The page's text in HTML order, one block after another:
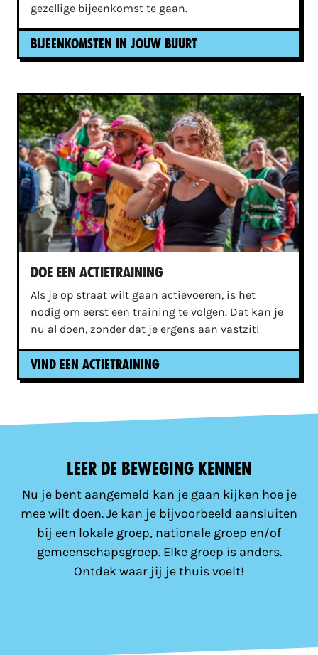
gezellige bijeenkomst te gaan.
Bijeenkomsten in jouw buurt
Doe een actietraining
Als je op straat wilt gaan actievoeren, is het
nodig om eerst een training te volgen. Dat kan je
nu al doen, zonder dat je ergens aan vastzit!
Vind een actietraining
Leer de beweging kennen
Nu je bent aangemeld kan je gaan kijken hoe je
mee wilt doen. Je kan je bijvoorbeeld aansluiten
bij een lokale groep, nationale groep en/of
gemeenschapsgroep. Elke groep is anders.
Ontdek waar jij je thuis voelt!